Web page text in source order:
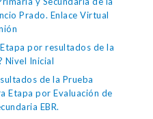
Prado. Enlace Virtual
por resultados de la
Nivel Inicial
de la Prueba
Etapa por Evaluación de
EBR.